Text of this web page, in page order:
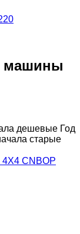
машины
дешевые Год
старые